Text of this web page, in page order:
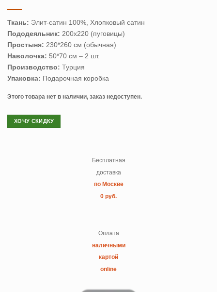
Ткань: Элит-сатин 100%, Хлопковый сатин
Пододеяльник: 200х220 (пуговицы)
Простыня: 230*260 см (обычная)
Наволочка: 50*70 см – 2 шт.
Производство: Турция
Упаковка: Подарочная коробка
Этого товара нет в наличии, заказ недоступен.
ХОЧУ СКИДКУ
Бесплатная
доставка
по Москве
0 руб.
Оплата
наличными
картой
online